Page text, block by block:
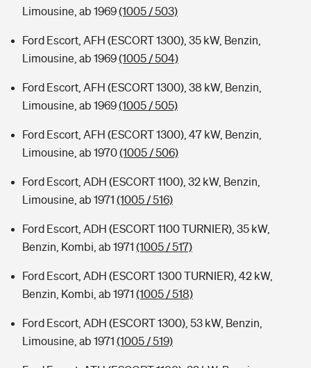
Limousine, ab 1969(1005 / 503)
Ford Escort, AFH (ESCORT 1300), 35 kW, Benzin,
Limousine, ab 1969(1005 / 504)
Ford Escort, AFH (ESCORT 1300), 38 kW, Benzin,
Limousine, ab 1969(1005 / 505)
Ford Escort, AFH (ESCORT 1300), 47 kW, Benzin,
Limousine, ab 1970(1005 / 506)
Ford Escort, ADH (ESCORT 1100), 32 kW, Benzin,
Limousine, ab 1971 (1005 / 516)
Ford Escort, ADH (ESCORT 1100 TURNIER), 35 kW,
Benzin, Kombi, ab 1971 (1005 / 517)
Ford Escort, ADH (ESCORT 1300 TURNIER), 42 kW,
Benzin, Kombi, ab 1971 (1005 / 518)
Ford Escort, ADH (ESCORT 1300), 53 kW, Benzin,
Limousine, ab 1971 (1005 / 519)